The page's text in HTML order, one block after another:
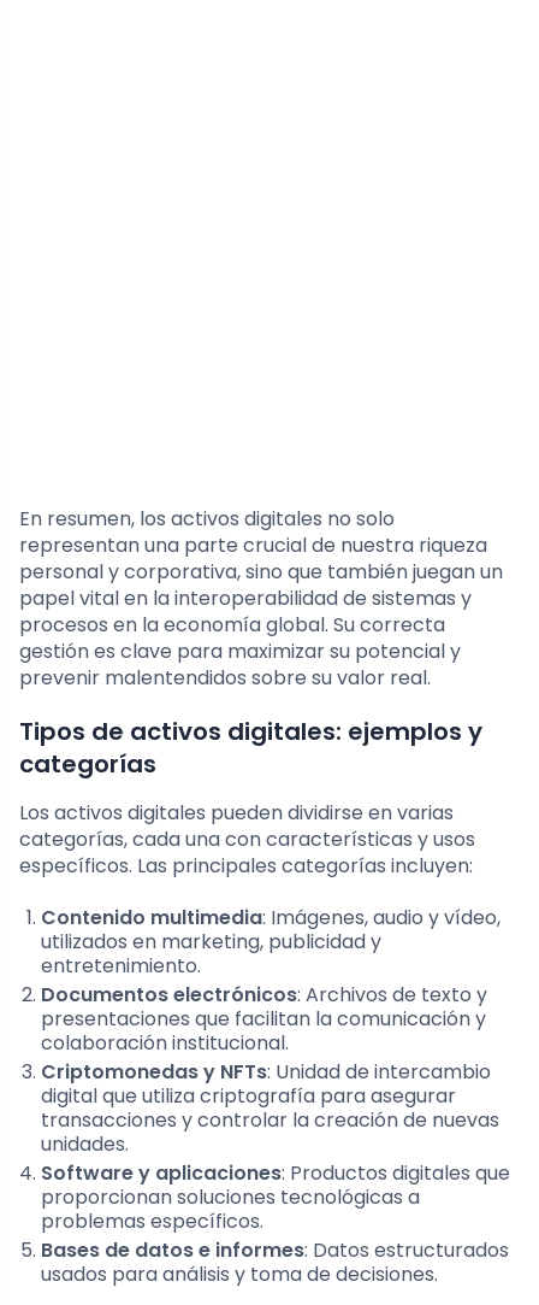
En resumen, los activos digitales no solo
representan una parte crucial de nuestra riqueza
personal y corporativa, sino que también juegan un
papel vital en la interoperabilidad de sistemas y
procesos en la economía global. Su correcta
gestión es clave para maximizar su potencial y
prevenir malentendidos sobre su valor real.
Tipos de activos digitales: ejemplos y
categorías
Los activos digitales pueden dividirse en varias
categorías, cada una con características y usos
específicos. Las principales categorías incluyen:
Contenido multimedia: Imágenes, audio y vídeo,
utilizados en marketing, publicidad y
entretenimiento.
Documentos electrónicos: Archivos de texto y
presentaciones que facilitan la comunicación y
colaboración institucional.
Criptomonedas y NFTs: Unidad de intercambio
digital que utiliza criptografía para asegurar
transacciones y controlar la creación de nuevas
unidades.
Software y aplicaciones: Productos digitales que
proporcionan soluciones tecnológicas a
problemas específicos.
Bases de datos e informes: Datos estructurados
usados para análisis y toma de decisiones.